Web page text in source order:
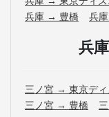
兵庫 → 豊橋
兵
兵庫
三ノ宮 → 東京デ
三ノ宮 → 豊橋